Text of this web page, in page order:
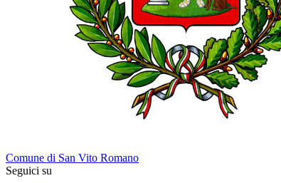
Comune di San Vito Romano
Seguici su